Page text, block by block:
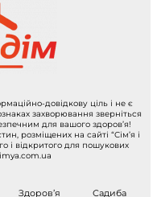
довідкову ціль і не є
захворювання зверніться
для вашого здоров’я!
розміщених на сайті “Сім’я і
і відкритого для пошукових
Здоров’я Садиба